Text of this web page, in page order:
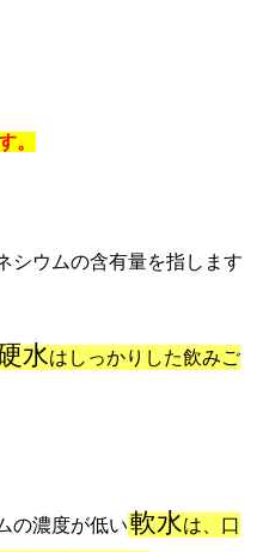
。
シウムの含有量を指します
水はしっかりした飲みご
の濃度が低い軟水は、口